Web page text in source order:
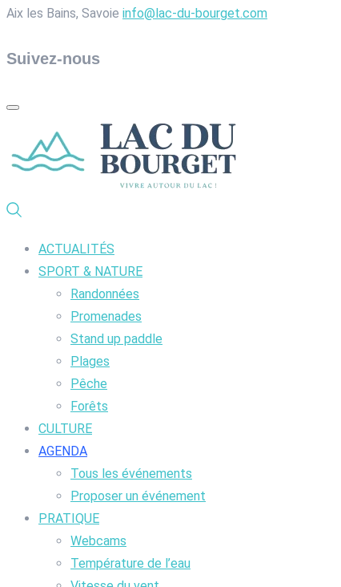
Aix les Bains, Savoie info@lac-du-bourget.com
Suivez-nous
ACTUALITÉS
SPORT & NATURE
Randonnées
Promenades
Stand up paddle
Plages
Pêche
Forêts
CULTURE
AGENDA
Tous les événements
Proposer un événement
PRATIQUE
Webcams
Température de l’eau